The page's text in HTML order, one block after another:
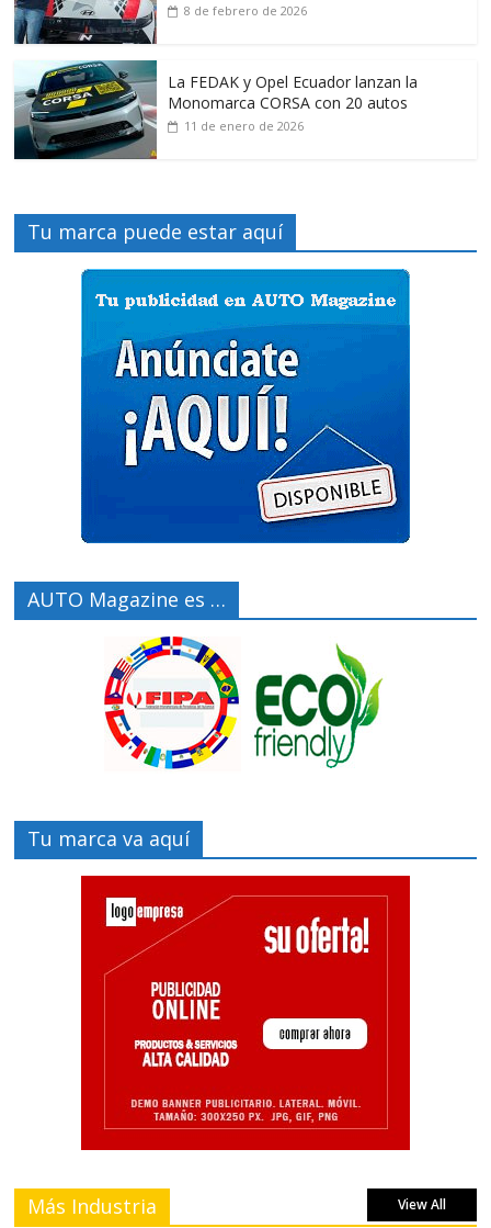
8 de febrero de 2026
La FEDAK y Opel Ecuador lanzan la
Monomarca CORSA con 20 autos
11 de enero de 2026
Tu marca puede estar aquí
AUTO Magazine es …
Tu marca va aquí
Más Industria View All